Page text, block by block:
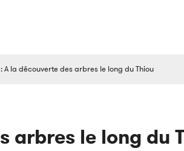
A la découverte des arbres le long du Thiou
arbres le long du